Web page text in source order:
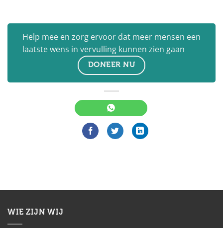
Help mee en zorg ervoor dat meer mensen een
laatste wens in vervulling kunnen zien gaan
DONEER NU
WIE ZIJN WIJ